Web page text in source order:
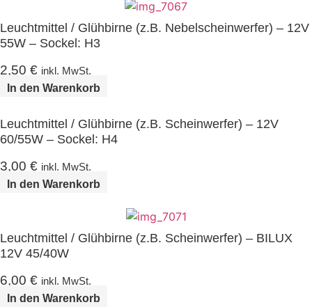
Leuchtmittel / Glühbirne (z.B. Nebelscheinwerfer) – 12V
55W – Sockel: H3
2,50 € inkl. MwSt.
In den Warenkorb
Leuchtmittel / Glühbirne (z.B. Scheinwerfer) – 12V
60/55W – Sockel: H4
3,00 € inkl. MwSt.
In den Warenkorb
Leuchtmittel / Glühbirne (z.B. Scheinwerfer) – BILUX
12V 45/40W
6,00 € inkl. MwSt.
In den Warenkorb